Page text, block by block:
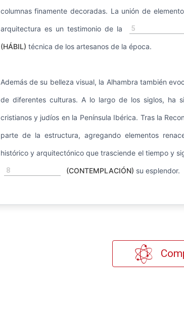
columnas finamente decoradas. La unión de
arquitectura es un testimonio de la 5
(HÁBIL) técnica de los artesanos de la época.
Además de su belleza visual, la Alhambra también
de diferentes culturas. A lo largo de los siglos, ha
cristianos y judíos en la Península Ibérica. Tras la
parte de la estructura, agregando elementos
histórico y arquitectónico que trasciende el tiempo y
8 (CONTEMPLACIÓN) su esplendor.